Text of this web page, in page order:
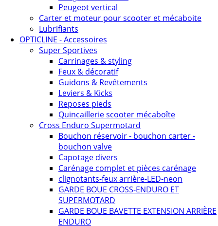
Peugeot vertical
Carter et moteur pour scooter et mécaboite
Lubrifiants
OPTICLINE - Accessoires
Super Sportives
Carrinages & styling
Feux & décoratif
Guidons & Revêtements
Leviers & Kicks
Reposes pieds
Quincaillerie scooter mécaboîte
Cross Enduro Supermotard
Bouchon réservoir - bouchon carter -
bouchon valve
Capotage divers
Carénage complet et pièces carénage
clignotants-feux arrière-LED-neon
GARDE BOUE CROSS-ENDURO ET
SUPERMOTARD
GARDE BOUE BAVETTE EXTENSION ARRIÈRE
ENDURO